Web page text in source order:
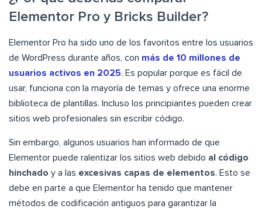
Elementor Pro y Bricks Builder?
Elementor Pro ha sido uno de los favoritos entre los usuarios
de WordPress durante años, con más de 10 millones de
usuarios activos en 2025. Es popular porque es fácil de
usar, funciona con la mayoría de temas y ofrece una enorme
biblioteca de plantillas. Incluso los principiantes pueden crear
sitios web profesionales sin escribir código.
Sin embargo, algunos usuarios han informado de que
Elementor puede ralentizar los sitios web debido al código
hinchado y a las excesivas capas de elementos. Esto se
debe en parte a que Elementor ha tenido que mantener
métodos de codificación antiguos para garantizar la